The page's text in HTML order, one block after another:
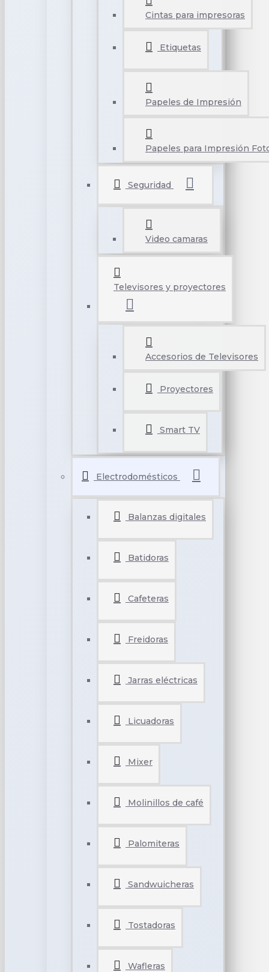
Cintas para impresoras
Etiquetas
Papeles de Impresión
Papeles para Impresión
Seguridad
Video camaras
Televisores y proyectores
Accesorios de Televisores
Proyectores
Smart TV
Electrodomésticos
Balanzas digitales
Batidoras
Cafeteras
Freidoras
Jarras eléctricas
Licuadoras
Mixer
Molinillos de café
Palomiteras
Sandwuicheras
Tostadoras
Wafleras